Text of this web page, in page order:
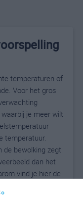
temperaturen of
Voor het gros
je meer wilt
temperatuur.
de bewolking zegt
dan het
vind je hier de